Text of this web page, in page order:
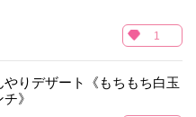
1
りデザート《もちもち白玉
》